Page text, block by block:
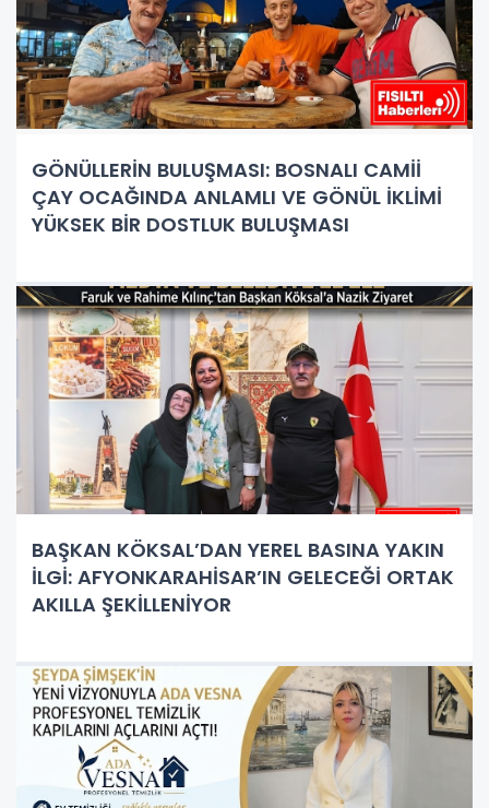
GÖNÜLLERİN BULUŞMASI: BOSNALI CAMİİ
ÇAY OCAĞINDA ANLAMLI VE GÖNÜL İKLİMİ
YÜKSEK BİR DOSTLUK BULUŞMASI
BAŞKAN KÖKSAL’DAN YEREL BASINA YAKIN
İLGİ: AFYONKARAHİSAR’IN GELECEĞİ ORTAK
AKILLA ŞEKİLLENİYOR